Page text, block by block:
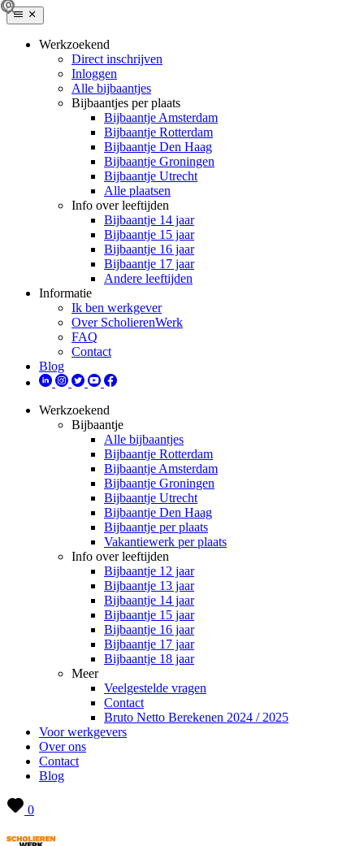
Werkzoekend
Direct inschrijven
Inloggen
Alle bijbaantjes
Bijbaantjes per plaats
Bijbaantje Amsterdam
Bijbaantje Rotterdam
Bijbaantje Den Haag
Bijbaantje Groningen
Bijbaantje Utrecht
Alle plaatsen
Info over leeftijden
Bijbaantje 14 jaar
Bijbaantje 15 jaar
Bijbaantje 16 jaar
Bijbaantje 17 jaar
Andere leeftijden
Informatie
Ik ben werkgever
Over ScholierenWerk
FAQ
Contact
Blog
Werkzoekend
Bijbaantje
Alle bijbaantjes
Bijbaantje Rotterdam
Bijbaantje Amsterdam
Bijbaantje Groningen
Bijbaantje Utrecht
Bijbaantje Den Haag
Bijbaantje per plaats
Vakantiewerk per plaats
Info over leeftijden
Bijbaantje 12 jaar
Bijbaantje 13 jaar
Bijbaantje 14 jaar
Bijbaantje 15 jaar
Bijbaantje 16 jaar
Bijbaantje 17 jaar
Bijbaantje 18 jaar
Meer
Veelgestelde vragen
Contact
Bruto Netto Berekenen 2024 / 2025
Voor werkgevers
Over ons
Contact
Blog
0